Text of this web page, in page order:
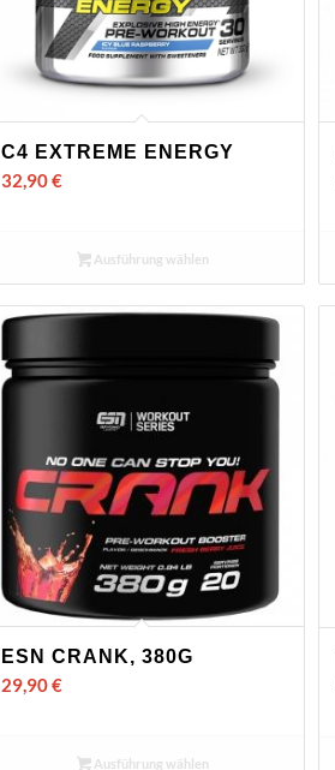
C4 EXTREME ENERGY
32,90€
Ausführung wählen
ESN CRANK, 380G
29,90€
Ausführung wählen